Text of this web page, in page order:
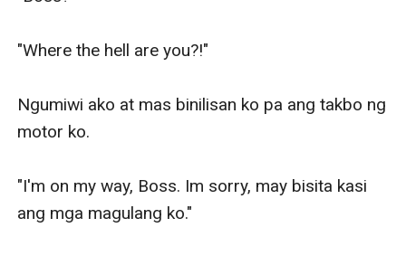
"Where the hell are you?!"
Ngumiwi ako at mas binilisan ko pa ang takbo ng
motor ko.
"I'm on my way, Boss. Im sorry, may bisita kasi
ang mga magulang ko."